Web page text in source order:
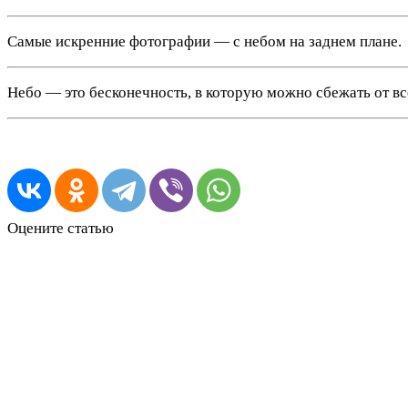
Самые искренние фотографии — с небом на заднем плане.
Небо — это бесконечность, в которую можно сбежать от
Оцените статью